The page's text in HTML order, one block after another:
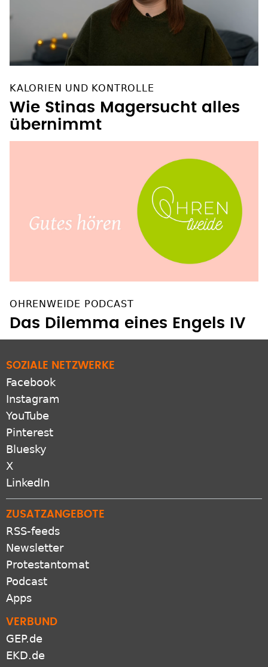
KALORIEN UND KONTROLLE
Wie Stinas Magersucht alles
übernimmt
OHRENWEIDE PODCAST
Das Dilemma eines Engels IV
SOZIALE NETZWERKE
Facebook
Instagram
YouTube
Pinterest
Bluesky
X
LinkedIn
ZUSATZANGEBOTE
RSS-feeds
Newsletter
Protestantomat
Podcast
Apps
VERBUND
GEP.de
EKD.de